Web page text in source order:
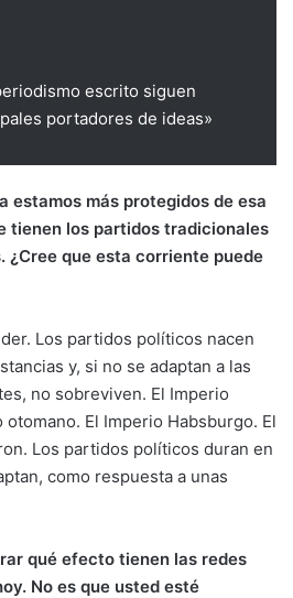
escrito siguen
portadores de ideas»
estamos más protegidos de esa
tienen los partidos tradicionales
¿Cree que esta corriente puede
Los partidos políticos nacen
y, si no se adaptan a las
no sobreviven. El Imperio
otomano. El Imperio Habsburgo. El
Los partidos políticos duran en
como respuesta a unas
qué efecto tienen las redes
No es que usted esté